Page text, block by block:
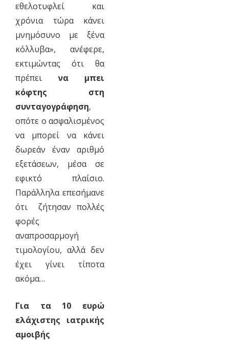
εθελοτυφλεί και
χρόνια τώρα κάνει
μνημόσυνο με ξένα
κόλλυβα», ανέφερε,
εκτιμώντας ότι θα
πρέπεινα μπει
κόφτης στη
συνταγογράφηση,
οπότε ο ασφαλισμένος
να μπορεί να κάνει
δωρεάν έναν αριθμό
εξετάσεων, μέσα σε
εφικτό πλαίσιο.
Παράλληλα επεσήμανε
ότι ζήτησαν πολλές
φορές
αναπροσαρμογή
τιμολογίου, αλλά δεν
έχει γίνει τίποτα
ακόμα…
Για τα 10 ευρώ
ελάχιστης ιατρικής
αμοιβής